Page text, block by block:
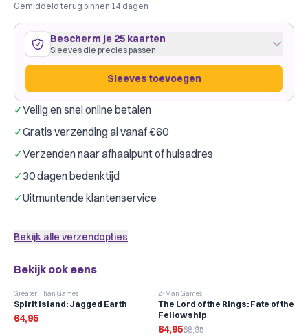
Gemiddeld terug binnen 14 dagen
Bescherm je 25 kaarten
Sleeves die precies passen
Sleeves toevoegen
25 kaarten
past precies·Dragon Shield Clear
Merk: Dragon Shield Gamegenic
Kleur:
Slechts € 0,44 per kaart
Sleeves toevoegen
✓Veilig en snel online betalen
✓Gratis verzending al vanaf €60
✓Verzenden naar afhaalpunt of huisadres
✓30 dagen bedenktijd
✓Uitmuntende klantenservice
Bekijk alle verzendopties
Bekijk ook eens
Greater Than Games
Spirit Island: Jagged Earth
64,95
-6%
Z-Man Games
The Lord of the Rings: Fate of the
Fellowship
64,9568,95